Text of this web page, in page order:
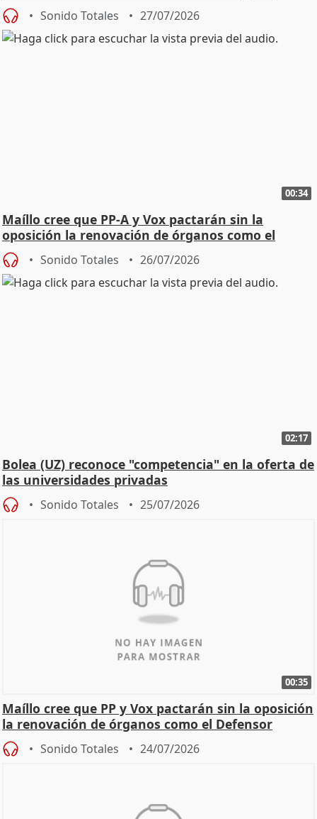
Sonido Totales 27/07/2026
00:34
Maíllo cree que PP-A y Vox pactarán sin la
oposición la renovación de órganos como el
Defensor
Sonido Totales 26/07/2026
02:17
Bolea (UZ) reconoce "competencia" en la oferta de
las universidades privadas
Sonido Totales 25/07/2026
00:35
Maíllo cree que PP y Vox pactarán sin la oposición
la renovación de órganos como el Defensor
Sonido Totales 24/07/2026